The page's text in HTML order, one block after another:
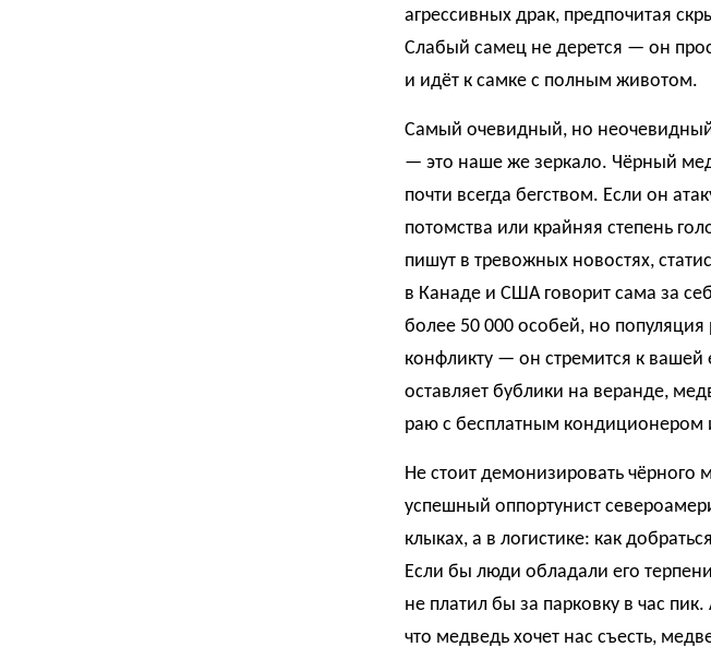
агрессивных драк, предпочитая
Слабый самец не дерется — он
и идёт к самке с полным животом.
Самый очевидный, но
— это наше же зеркало. Чёрный
почти всегда бегством. Если он
потомства или крайняя степень
пишут в тревожных новостях,
в Канаде и США говорит сама за
более 50 000 особей, но популяция
конфликту — он стремится к
оставляет бублики на веранде,
раю с бесплатным кондиционером
Не стоит демонизировать
успешный оппортунист
клыках, а в логистике: как
Если бы люди обладали его
не платил бы за парковку в час
что медведь хочет нас съесть,